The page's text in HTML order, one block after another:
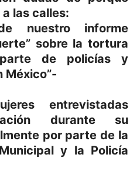
las calles:
nuestro informe
sobre la tortura
de policías y
México”-
entrevistadas
durante su
por parte de la
y la Policía